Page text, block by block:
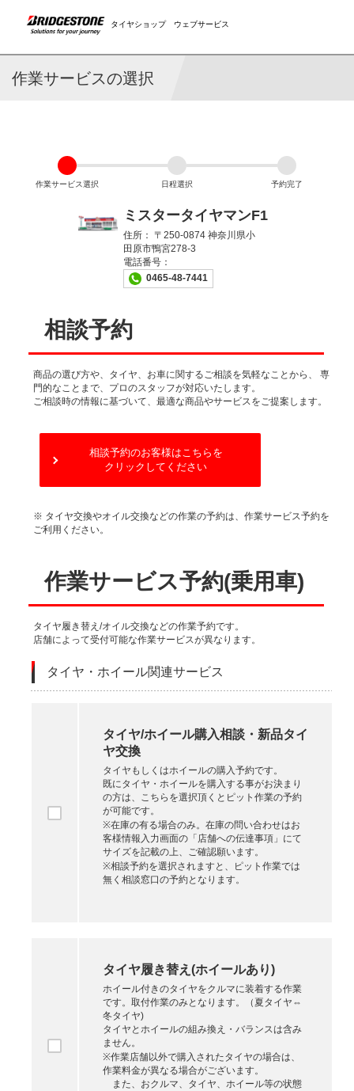
タイヤショップ ウェブサービス
作業サービスの選択
作業サービス選択 日程選択 予約完了
ミスタータイヤマンF1
住所：〒250-0874 神奈川県小
田原市鴨宮278-3
電話番号：
0465-48-7441
相談予約
商品の選び方や、タイヤ、お車に関するご相談を気軽なことから、
専
門的なことまで、プロのスタッフが対応いたします。
ご相談時の情報に基づいて、最適な商品やサービスをご提案します。
相談予約のお客様はこちらを
クリックしてください
※ タイヤ交換やオイル交換などの作業の予約は、作業サービス予約を
ご利用ください。
作業サービス予約(乗用車)
タイヤ履き替え/オイル交換などの作業予約です。
店舗によって受付可能な作業サービスが異なります。
タイヤ・ホイール関連サービス
タイヤ/ホイール購入相談・新品タイ
ヤ交換
タイヤもしくはホイールの購入予約です。
既にタイヤ・ホイールを購入する事がお決まり
の方は、こちらを選択頂くとピット作業の予約
が可能です。
※在庫の有る場合のみ。在庫の問い合わせはお
客様情報入力画面の「店舗への伝達事項」にて
サイズを記載の上、ご確認願います。
※相談予約を選択されますと、ピット作業では
無く相談窓口の予約となります。
タイヤ履き替え(ホイールあり)
ホイール付きのタイヤをクルマに装着する作業
です。取付作業のみとなります。（夏タイヤ⇔
冬タイヤ)
タイヤとホイールの組み換え・バランスは含み
ません。
※作業店舗以外で購入されたタイヤの場合は、
作業料金が異なる場合がございます。
また、おクルマ、タイヤ、ホイール等の状態